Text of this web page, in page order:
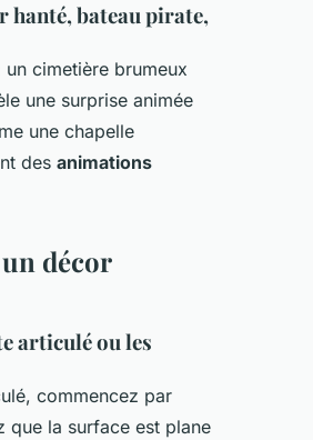
hanté, bateau pirate,
cimetière brumeux
une surprise animée
une chapelle
des animations
décor
articulé ou les
commencez par
que la surface est plane